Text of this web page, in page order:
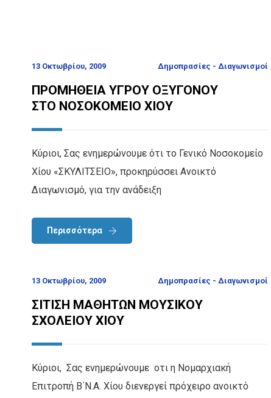
13 Οκτωβρίου, 2009 Δημοπρασίες - Διαγωνισμοί
ΠΡΟΜΗΘΕΙΑ ΥΓΡΟΥ ΟΞΥΓΟΝΟΥ
ΣΤΟ ΝΟΣΟΚΟΜΕΙΟ ΧΙΟΥ
Κύριοι, Σας ενημερώνουμε ότι το Γενικό Νοσοκομείο
Χίου «ΣΚΥΛΙΤΣΕΙΟ», προκηρύσσει Ανοικτό
Διαγωνισμό, για την ανάδειξη
Περισσότερα
13 Οκτωβρίου, 2009 Δημοπρασίες - Διαγωνισμοί
ΣΙΤΙΣΗ ΜΑΘΗΤΩΝ ΜΟΥΣΙΚΟΥ
ΣΧΟΛΕΙΟΥ ΧΙΟΥ
Κύριοι, Σας ενημερώνουμε οτι η Νομαρχιακή
Επιτροπή Β΄Ν.Α. Χίου διενεργεί πρόχειρο ανοικτό